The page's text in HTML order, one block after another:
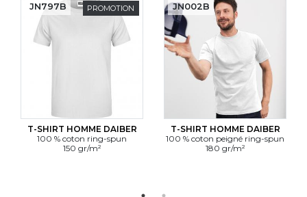
PROMOTION
T-SHIRT HOMME DAIBER
100 % coton ring-spun
150 gr/m²
JN797B
T-SHIRT HOMME DAIBER
100 % coton peigné ring-spun
180 gr/m²
JN002B